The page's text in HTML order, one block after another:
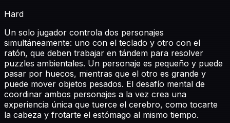
Hard
Un solo jugador controla dos personajes
simultáneamente: uno con el teclado y otro con el
ratón, que deben trabajar en tándem para resolver
puzzles ambientales. Un personaje es pequeño y puede
pasar por huecos, mientras que el otro es grande y
puede mover objetos pesados. El desafío mental de
coordinar ambos personajes a la vez crea una
experiencia única que tuerce el cerebro, como tocarte
la cabeza y frotarte el estómago al mismo tiempo.